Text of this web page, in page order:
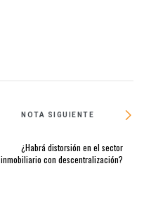
NOTA SIGUIENTE
¿Habrá distorsión en el sector
inmobiliario con descentralización?